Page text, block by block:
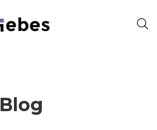
Blog